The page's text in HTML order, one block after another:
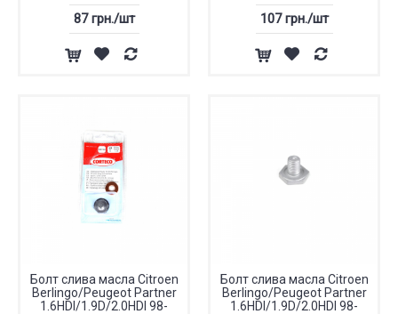
87 грн./шт 107 грн./шт
Болт слива масла Citroen
Berlingo/Peugeot Partner
1.6HDI/1.9D/2.0HDI 98-
Болт слива масла Citroen
Berlingo/Peugeot Partner
1.6HDI/1.9D/2.0HDI 98-